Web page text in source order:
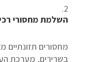
השלמת מחסורי
מחסורים תזונתיים
בשרירים, מערכת